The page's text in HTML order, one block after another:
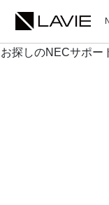
お探しのNECサポー